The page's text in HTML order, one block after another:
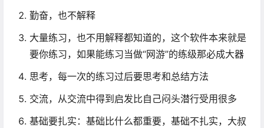
勤奋，也不解释
大量练习，也不用解释都知道的，这个软件本来就是
要你练习，如果能练习当做“网游”的练级那必成大器
思考，每一次的练习过后要思考和总结方法
交流，从交流中得到启发比自己闷头潜行受用很多
基础要扎实：基础比什么都重要，基础不扎实，大叔